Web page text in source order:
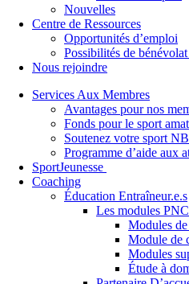
Nouvelles
Centre de Ressources
Opportunités d’emploi
Possibilités de bénévolat
Nous rejoindre
Services Aux Membres
Avantages pour nos
Fonds pour le sport
Soutenez votre sport
Programme d’aide aux
SportJeunesse
Coaching
Éducation Entraîneur.e.s
Les modules
Modules
Module de
Modules
Étude à